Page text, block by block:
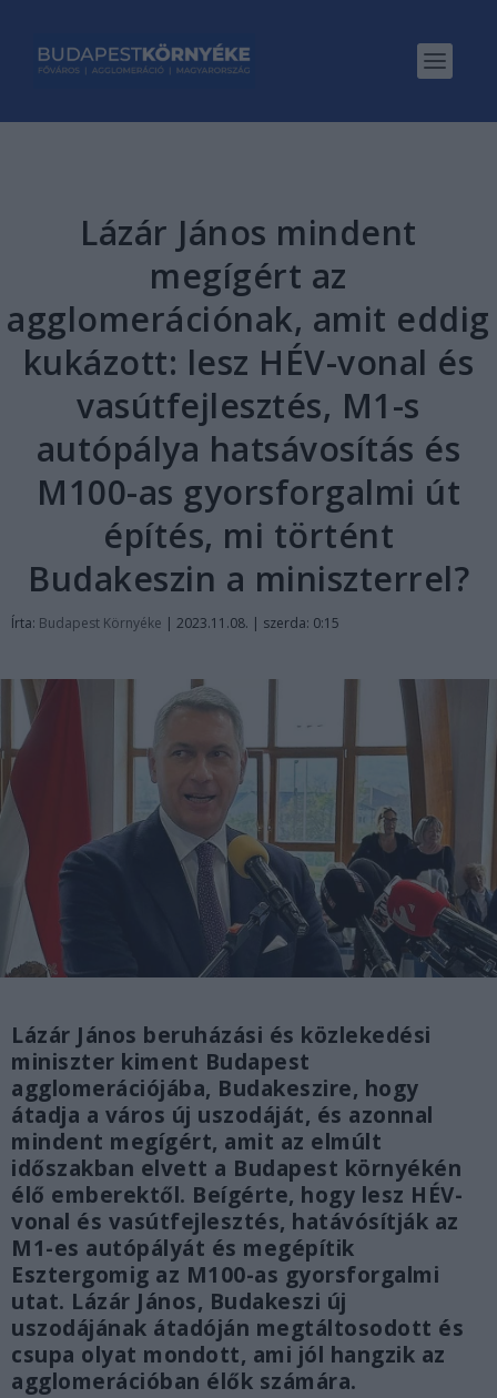
Lázár János mindent
megígért az
agglomerációnak, amit eddig
kukázott: lesz HÉV-vonal és
vasútfejlesztés, M1-s
autópálya hatsávosítás és
M100-as gyorsforgalmi út
építés, mi történt
Budakeszin a miniszterrel?
Írta: Budapest Környéke | 2023.11.08. | szerda: 0:15
Lázár János beruházási és közlekedési
miniszter kiment Budapest
agglomerációjába, Budakeszire, hogy
átadja a város új uszodáját, és azonnal
mindent megígért, amit az elmúlt
időszakban elvett a Budapest környékén
élő emberektől. Beígérte, hogy lesz HÉV-
vonal és vasútfejlesztés, hatávósítják az
M1-es autópályát és megépítik
Esztergomig az M100-as gyorsforgalmi
utat. Lázár János, Budakeszi új
uszodájának átadóján megtáltosodott és
csupa olyat mondott, ami jól hangzik az
agglomerációban élők számára.